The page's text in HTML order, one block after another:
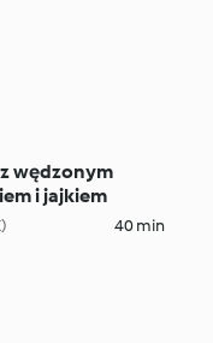
z wędzonym
i jajkiem
40 min